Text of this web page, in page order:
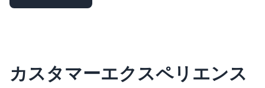
カスタマーエクスペリエンス